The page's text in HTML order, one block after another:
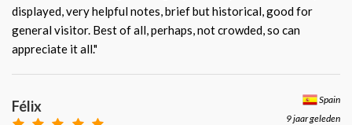
displayed, very helpful notes, brief but historical, good for
general visitor. Best of all, perhaps, not crowded, so can
appreciate it all."
Spain
9 jaar geleden
Félix